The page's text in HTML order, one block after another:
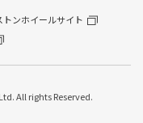
トンホイールサイト
All rights Reserved.
/オイル交換/その他
クローク契約会員の